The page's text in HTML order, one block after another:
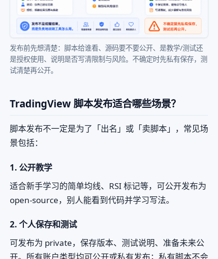
发布前先想清楚：脚本给谁看、源码要不要公开、是教学/测试还
是授权使用、说明是否写清限制与风险。不确定时先私有保存，测
试清楚再公开。
TradingView 脚本发布适合哪些场景？
脚本发布不一定是为了「出名」或「卖脚本」，常见场
景包括：
1. 公开教学
适合新手学习的简单均线、RSI 标记等，可公开发布为
open-source，别人能看到代码并学习写法。
2. 个人保存和测试
可发布为 private，保存版本、测试说明、准备未来公